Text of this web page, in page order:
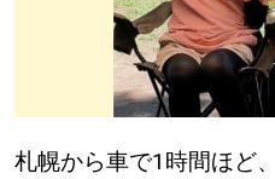
閉
札幌から車で1時間ほど